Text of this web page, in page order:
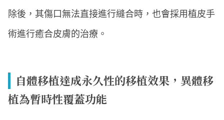
除後，其傷口無法直接進行縫合時，也會採用植皮手
術進行癒合皮膚的治療。
自體移植達成永久性的移植效果，異體移
植為暫時性覆蓋功能